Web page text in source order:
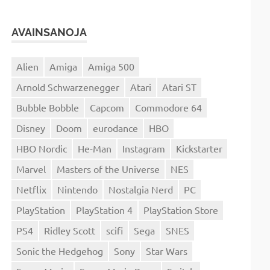
AVAINSANOJA
Alien Amiga
Amiga 500
Arnold Schwarzenegger
Atari
Atari ST
Bubble Bobble
Capcom
Commodore 64
Disney
Doom eurodance
HBO
HBO Nordic
He-Man Instagram
Kickstarter
Marvel
Masters of the Universe
NES
Netflix
Nintendo Nostalgia Nerd
PC
PlayStation
PlayStation 4
PlayStation Store
PS4
Ridley Scott scifi Sega
SNES
Sonic the Hedgehog
Sony
Star Wars